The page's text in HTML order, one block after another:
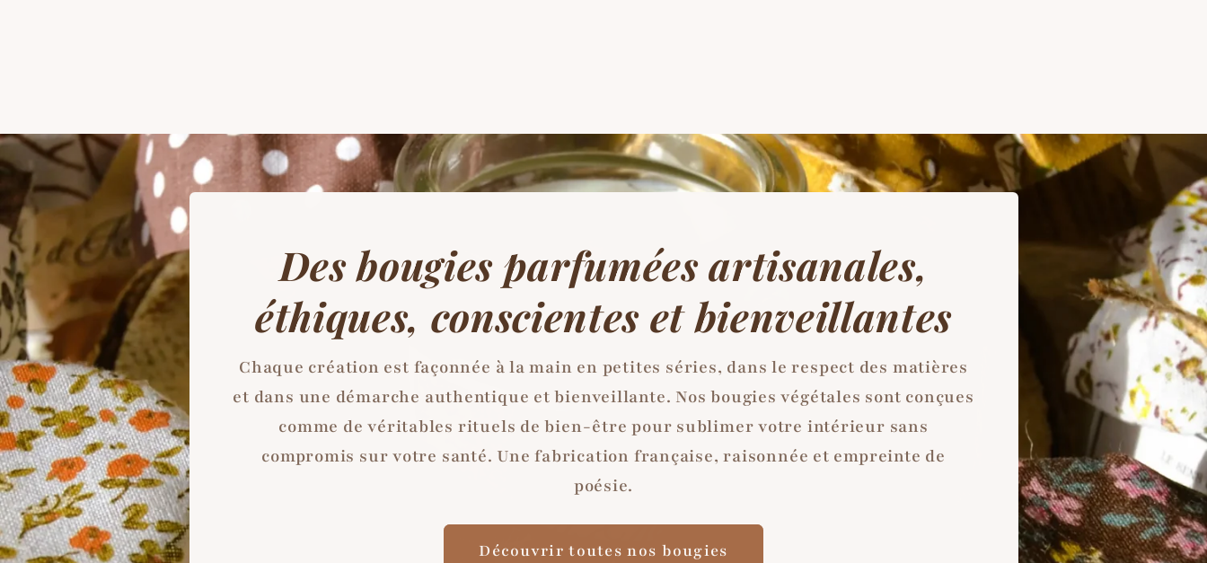
Des bougies parfumées artisanales,
éthiques, conscientes et bienveillantes
Chaque création est façonnée à la main en petites séries, dans le respect des matières
et dans une démarche authentique et bienveillante. Nos bougies végétales sont conçues
comme de véritables rituels de bien-être pour sublimer votre intérieur sans
compromis sur votre santé. Une fabrication française, raisonnée et empreinte de
poésie.
Découvrir toutes nos bougies